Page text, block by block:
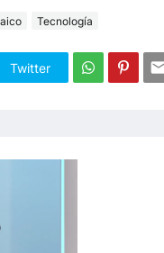
Tecnología
Twitter